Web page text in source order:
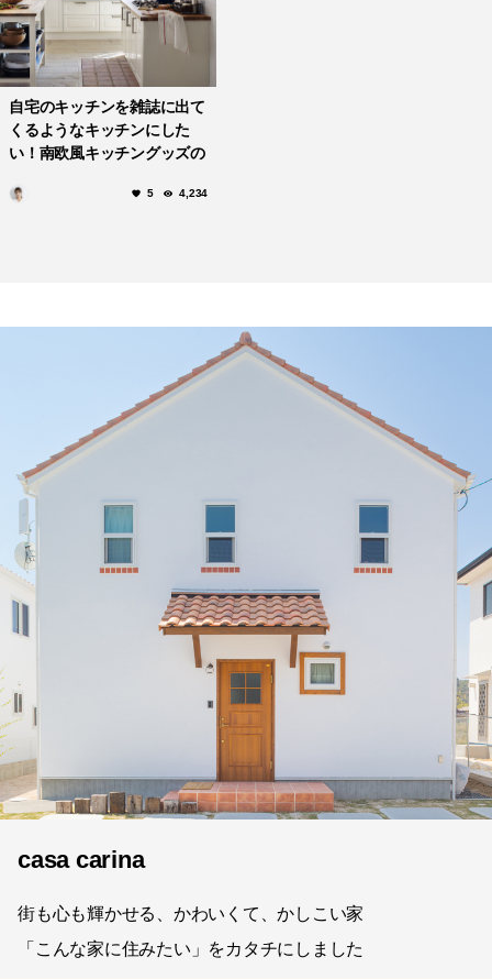
自宅のキッチンを雑誌に出て
くるようなキッチンにした
い！南欧風キッチングッズの
5 4,234
casa carina
街も心も輝かせる、かわいくて、かしこい家
「こんな家に住みたい」をカタチにしました